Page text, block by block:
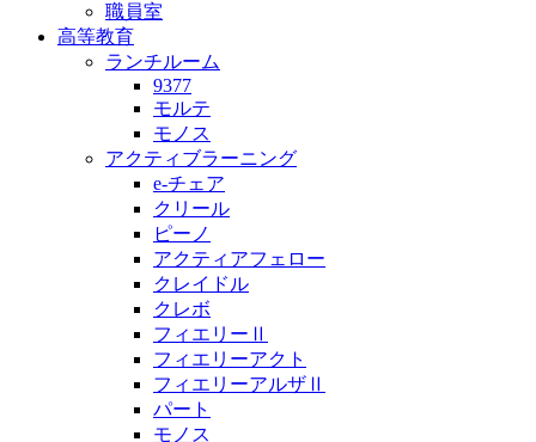
職員室
高等教育
ランチルーム
9377
モルテ
モノス
アクティブラーニング
e-チェア
クリール
ピーノ
アクティアフェロー
クレイドル
クレボ
フィエリーⅡ
フィエリーアクト
フィエリーアルザⅡ
パート
モノス